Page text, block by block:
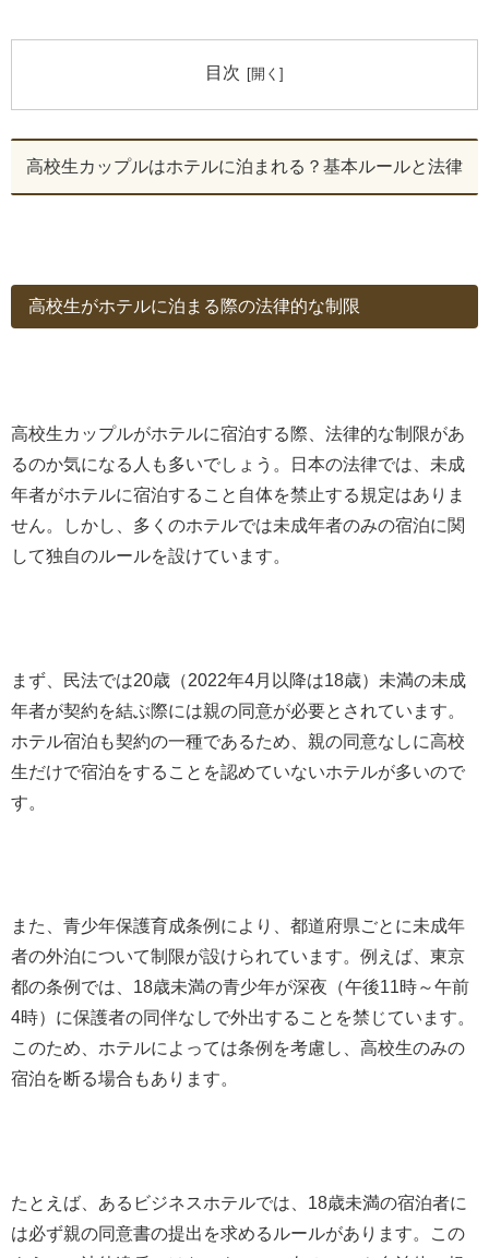
目次
高校生カップルはホテルに泊まれる？基本ルールと法律
高校生がホテルに泊まる際の法律的な制限
高校生カップルがホテルに宿泊する際、法律的な制限があ
るのか気になる人も多いでしょう。日本の法律では、未成
年者がホテルに宿泊すること自体を禁止する規定はありま
せん。しかし、多くのホテルでは未成年者のみの宿泊に関
して独自のルールを設けています。
まず、民法では20歳（2022年4月以降は18歳）未満の未成
年者が契約を結ぶ際には親の同意が必要とされています。
ホテル宿泊も契約の一種であるため、親の同意なしに高校
生だけで宿泊をすることを認めていないホテルが多いので
す。
また、青少年保護育成条例により、都道府県ごとに未成年
者の外泊について制限が設けられています。例えば、東京
都の条例では、18歳未満の青少年が深夜（午後11時～午前
4時）に保護者の同伴なしで外出することを禁じています。
このため、ホテルによっては条例を考慮し、高校生のみの
宿泊を断る場合もあります。
たとえば、あるビジネスホテルでは、18歳未満の宿泊者に
は必ず親の同意書の提出を求めるルールがあります。この